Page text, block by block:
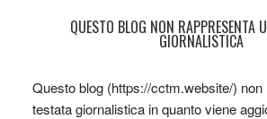
QUESTO BLOG NON RAPPRESENTA
GIORNALISTICA
Questo blog (https://cctm.website/) non
testata giornalistica in quanto viene